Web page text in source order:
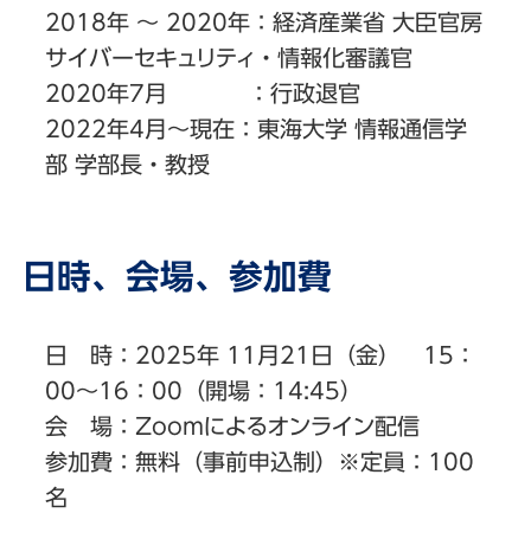
2018年 〜 2020年：経済産業省 大臣官房
サイバーセキュリティ・情報化審議官
2020年7月 ：行政退官
2022年4月〜現在：東海大学 情報通信学
部 学部長・教授
日時、会場、参加費
日 時：2025年 11月21日（金） 15：
00～16：00（開場：14:45）
会 場：Zoomによるオンライン配信
参加費：無料（事前申込制）※定員：100
名